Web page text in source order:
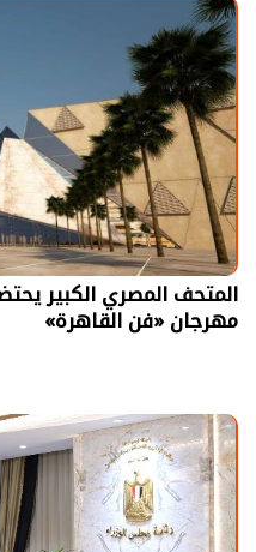
المتحف المصري الكبير
مهرجان «فن القاهرة»